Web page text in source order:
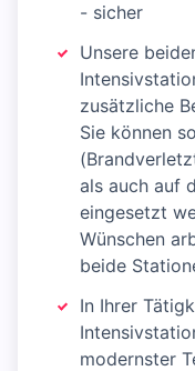
- sicher
Unsere
zusätzliche
Sie können
als auch auf
eingesetzt
Wünschen
beide
In Ihrer
modernster